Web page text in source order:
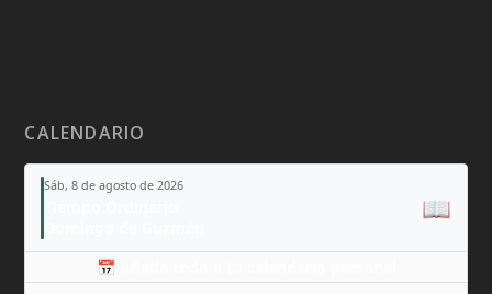
CALENDARIO
Sáb, 8 de agosto de 2026
📖
📅 Añade todo a tu calendario personal